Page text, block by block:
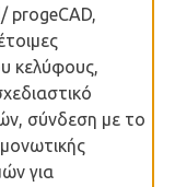
progeCAD,
κελύφους,
σύνδεση με το
για